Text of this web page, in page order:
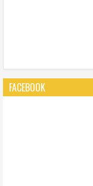
FACEBOOK